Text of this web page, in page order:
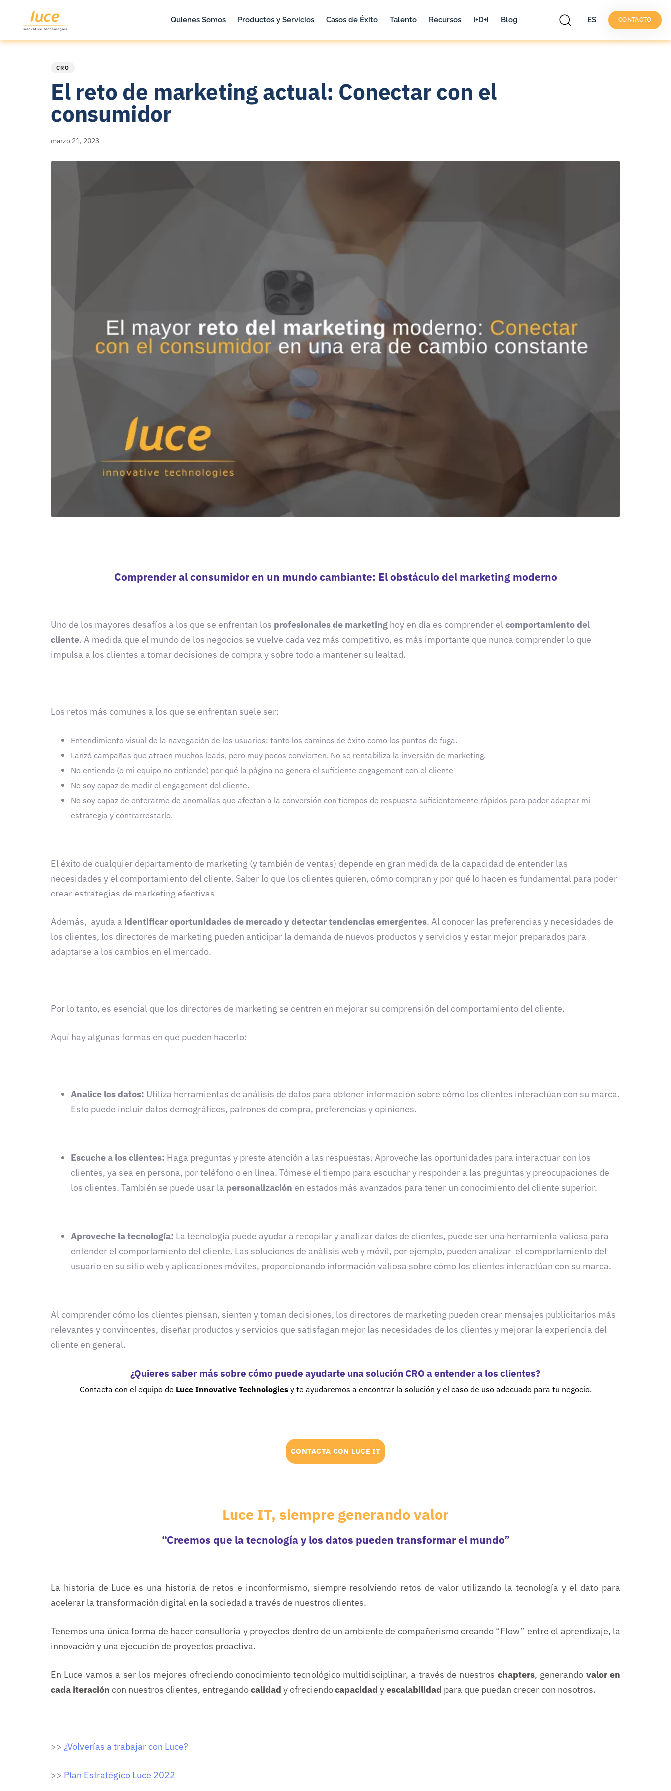
Quienes Somos Productos y Servicios Casos de Éxito Talento Recursos I+D+i Blog ES CONTACTO
CRO
El reto de marketing actual: Conectar con el
consumidor
marzo 21, 2023
Comprender al consumidor en un mundo cambiante: El obstáculo del marketing moderno
Uno de los mayores desafíos a los que se enfrentan los profesionales de marketing hoy en día es comprender el comportamiento del
cliente. A medida que el mundo de los negocios se vuelve cada vez más competitivo, es más importante que nunca comprender lo que
impulsa a los clientes a tomar decisiones de compra y sobre todo a mantener su lealtad.
Los retos más comunes a los que se enfrentan suele ser:
Entendimiento visual de la navegación de los usuarios: tanto los caminos de éxito como los puntos de fuga.
Lanzó campañas que atraen muchos leads, pero muy pocos convierten. No se rentabiliza la inversión de marketing.
No entiendo (o mi equipo no entiende) por qué la página no genera el suficiente engagement con el cliente
No soy capaz de medir el engagement del cliente.
No soy capaz de enterarme de anomalías que afectan a la conversión con tiempos de respuesta suficientemente rápidos para poder adaptar mi
estrategia y contrarrestarlo.
El éxito de cualquier departamento de marketing (y también de ventas) depende en gran medida de la capacidad de entender las
necesidades y el comportamiento del cliente. Saber lo que los clientes quieren, cómo compran y por qué lo hacen es fundamental para poder
crear estrategias de marketing efectivas.
Además, ayuda a identificar oportunidades de mercado y detectar tendencias emergentes. Al conocer las preferencias y necesidades de
los clientes, los directores de marketing pueden anticipar la demanda de nuevos productos y servicios y estar mejor preparados para
adaptarse a los cambios en el mercado.
Por lo tanto, es esencial que los directores de marketing se centren en mejorar su comprensión del comportamiento del cliente.
Aquí hay algunas formas en que pueden hacerlo:
Analice los datos: Utiliza herramientas de análisis de datos para obtener información sobre cómo los clientes interactúan con su marca.
Esto puede incluir datos demográficos, patrones de compra, preferencias y opiniones.
Escuche a los clientes: Haga preguntas y preste atención a las respuestas. Aproveche las oportunidades para interactuar con los
clientes, ya sea en persona, por teléfono o en línea. Tómese el tiempo para escuchar y responder a las preguntas y preocupaciones de
los clientes. También se puede usar la personalización en estados más avanzados para tener un conocimiento del cliente superior.
Aproveche la tecnología: La tecnología puede ayudar a recopilar y analizar datos de clientes, puede ser una herramienta valiosa para
entender el comportamiento del cliente. Las soluciones de análisis web y móvil, por ejemplo, pueden analizar el comportamiento del
usuario en su sitio web y aplicaciones móviles, proporcionando información valiosa sobre cómo los clientes interactúan con su marca.
Al comprender cómo los clientes piensan, sienten y toman decisiones, los directores de marketing pueden crear mensajes publicitarios más
relevantes y convincentes, diseñar productos y servicios que satisfagan mejor las necesidades de los clientes y mejorar la experiencia del
cliente en general.
¿Quieres saber más sobre cómo puede ayudarte una solución CRO a entender a los clientes?
Contacta con el equipode Luce Innovative Technologiesy te ayudaremos a encontrar la solución y el caso de uso adecuado para tu negocio.
CONTACTA CON LUCE IT
Luce IT, siempre generando valor
“Creemos que la tecnología y los datos pueden transformar el mundo”
La historia de Luce es una historia de retos e inconformismo, siempre resolviendo retos de valor utilizando la tecnología y el dato para
acelerar la transformación digital en la sociedad a través de nuestros clientes.
Tenemos una única forma de hacer consultoría y proyectos dentro de un ambiente de compañerismo creando “Flow” entre el aprendizaje, la
innovación y una ejecución de proyectos proactiva.
En Luce vamos a ser los mejores ofreciendo conocimiento tecnológico multidisciplinar, a través de nuestros chapters, generando valor en
cada iteración con nuestros clientes, entregandocalidad y ofreciendocapacidad yescalabilidad para que puedan crecer con nosotros.
>> ¿Volverías a trabajar con Luce?
>> Plan Estratégico Luce 2022